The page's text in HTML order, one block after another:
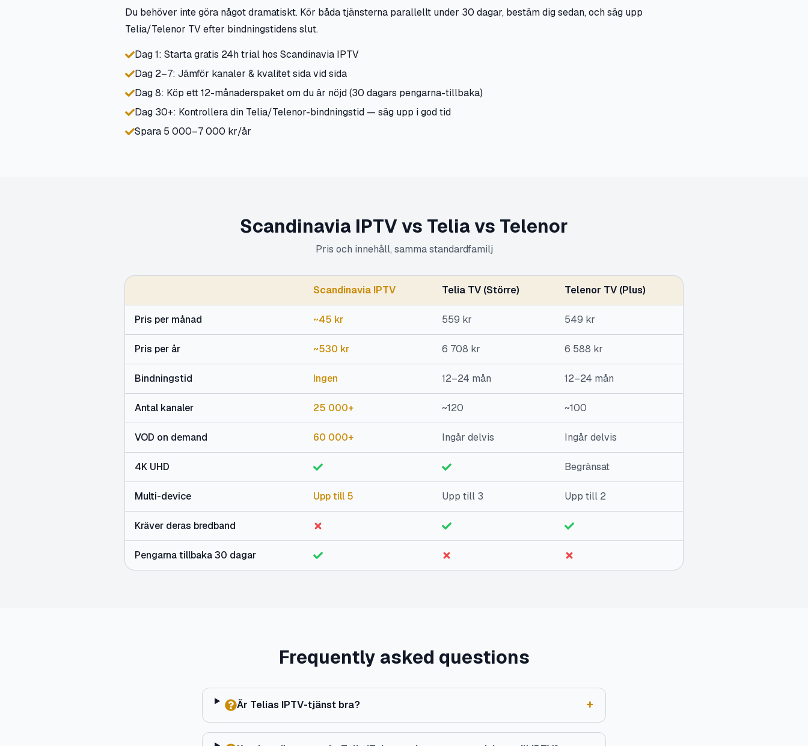
Du behöver inte göra något dramatiskt. Kör båda tjänsterna parallellt under 30 dagar, bestäm dig sedan, och säg upp
Telia/Telenor TV efter bindningstidens slut.
Dag 1: Starta gratis 24h trial hos Scandinavia IPTV
Dag 2–7: Jämför kanaler & kvalitet sida vid sida
Dag 8: Köp ett 12-månaderspaket om du är nöjd (30 dagars pengarna-tillbaka)
Dag 30+: Kontrollera din Telia/Telenor-bindningstid — säg upp i god tid
Spara 5 000–7 000 kr/år
Scandinavia IPTV vs Telia vs Telenor
Pris och innehåll, samma standardfamilj
Scandinavia IPTV Telia TV (Större) Telenor TV (Plus)
Pris per månad ~45 kr 559 kr 549 kr
Pris per år ~530 kr 6 708 kr 6 588 kr
Bindningstid Ingen 12–24 mån 12–24 mån
Antal kanaler 25 000+ ~120 ~100
VOD on demand 60 000+ Ingår delvis Ingår delvis
4K UHD Begränsat
Multi-device Upp till 5 Upp till 3 Upp till 2
Kräver deras bredband
Pengarna tillbaka 30 dagar
Frequently asked questions
Är Telias IPTV-tjänst bra? +